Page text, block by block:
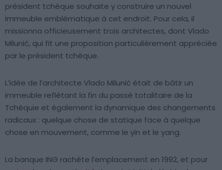
président tchèque souhaite y construire un nouvel
immeuble emblématique à cet endroit. Pour cela, il
missionna officieusement trois architectes, dont Vlado
Milunić, qui fit une proposition particulièrement appréciée
par le président tchèque.
L’idée de l’architecte Vlado Milunić était de bâtir un
immeuble reflétant la fin du passé totalitaire de la
Tchéquie et également la dynamique des changements
radicaux : quelque chose de statique face à quelque
chose en mouvement, comme le yin et le yang.
La banque ING rachète l’emplacement en 1992, et pour